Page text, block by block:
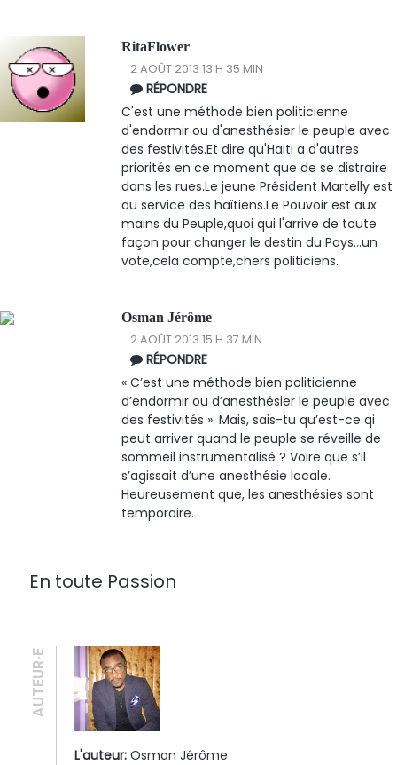
RitaFlower
2 AOÛT 2013 13 H 35 MIN
RÉPONDRE
C'est une méthode bien politicienne
d'endormir ou d'anesthésier le peuple avec
des festivités.Et dire qu'Haiti a d'autres
priorités en ce moment que de se distraire
dans les rues.Le jeune Président Martelly est
au service des haïtiens.Le Pouvoir est aux
mains du Peuple,quoi qui l'arrive de toute
façon pour changer le destin du Pays...un
vote,cela compte,chers politiciens.
Osman Jérôme
2 AOÛT 2013 15 H 37 MIN
RÉPONDRE
« C’est une méthode bien politicienne
d’endormir ou d’anesthésier le peuple avec
des festivités ». Mais, sais-tu qu’est-ce qi
peut arriver quand le peuple se réveille de
sommeil instrumentalisé ? Voire que s’il
s’agissait d’une anesthésie locale.
Heureusement que, les anesthésies sont
temporaire.
En toute Passion
AUTEUR·E
L'auteur: Osman Jérôme